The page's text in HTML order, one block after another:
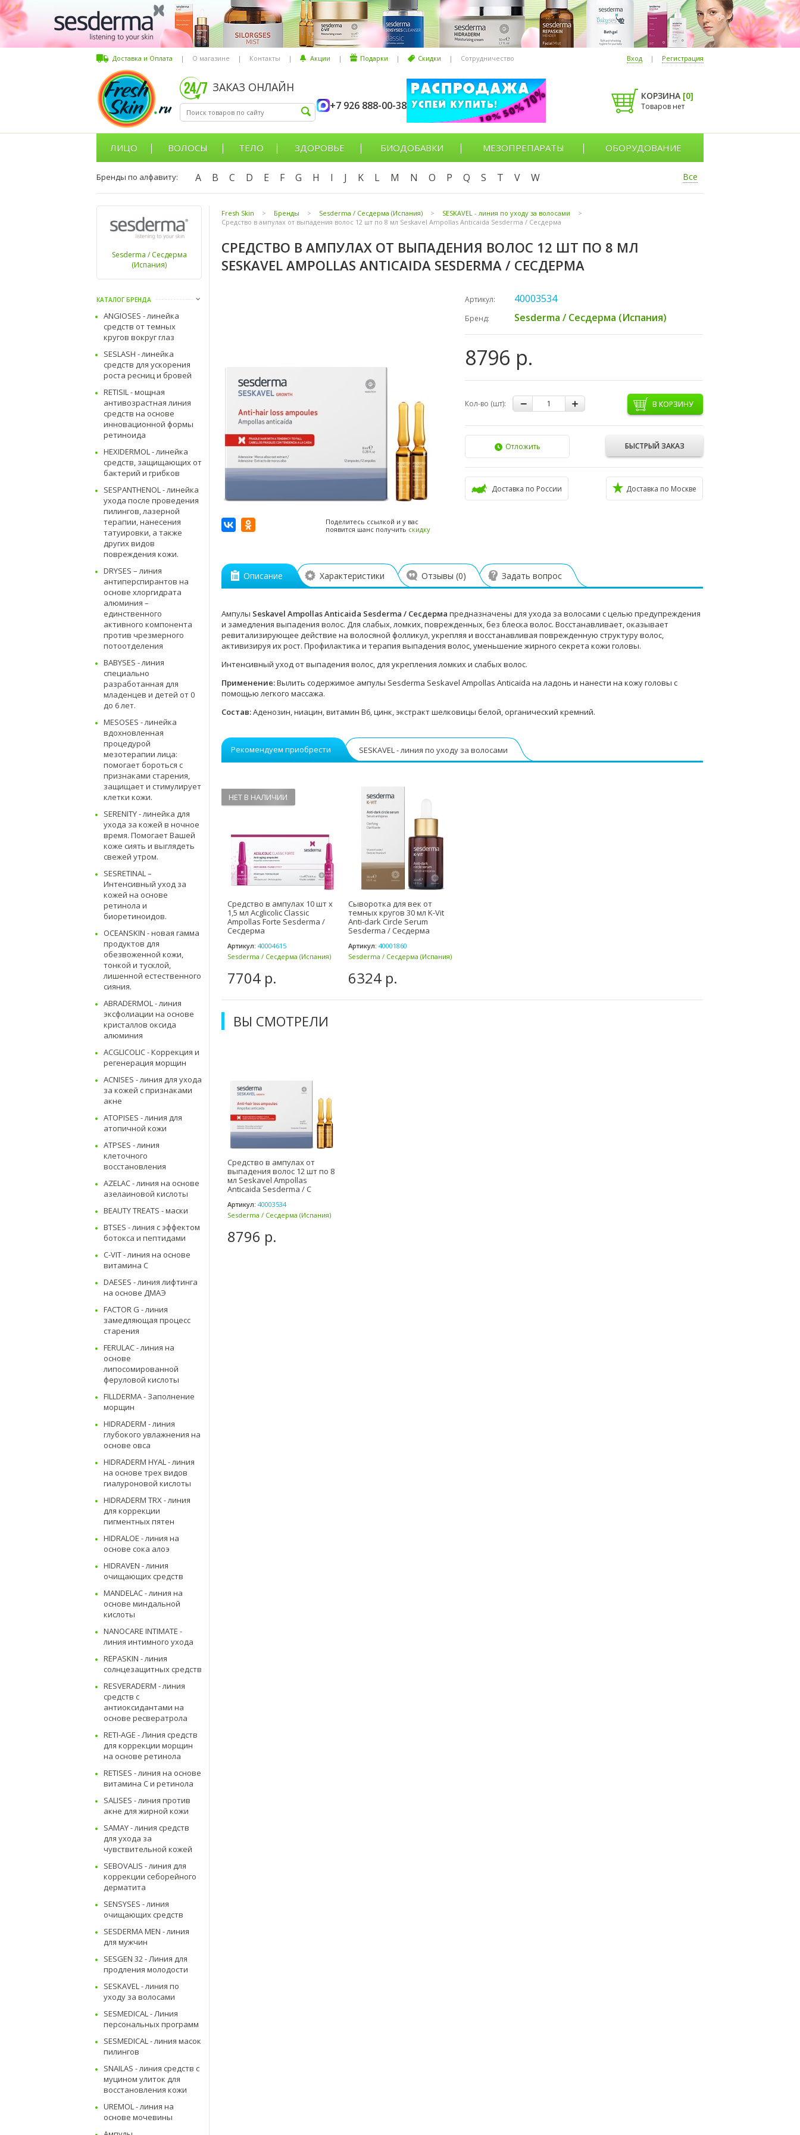
Доставка и Оплата | О магазине | Контакты | Акции | Подарки | Скидки | Сотрудничество Вход | Регистрация
ЗАКАЗ ОНЛАЙН
+7 926 888-00-38
КОРЗИНА [0]
Товаров нет
ЛИЦО ВОЛОСЫ ТЕЛО ЗДОРОВЬЕ БИОДОБАВКИ МЕЗОПРЕПАРАТЫ ОБОРУДОВАНИЕ
Бренды по алфавиту: A B C D E F G H I J K L M N O P Q S T V W Все
Sesderma / Сесдерма
(Испания)
КАТАЛОГ БРЕНДА
ANGIOSES - линейка
средств от темных
кругов вокруг глаз
SESLASH - линейка
средств для ускорения
роста ресниц и бровей
RETISIL - мощная
антивозрастная линия
средств на основе
инновационной формы
ретиноида
HEXIDERMOL - линейка
средств, защищающих от
бактерий и грибков
SESPANTHENOL - линейка
ухода после проведения
пилингов, лазерной
терапии, нанесения
татуировки, а также
других видов
повреждения кожи.
DRYSES – линия
антиперспирантов на
основе хлоргидрата
алюминия –
единственного
активного компонента
против чрезмерного
потоотделения
BABYSES - линия
специально
разработанная для
младенцев и детей от 0
до 6 лет.
MESOSES - линейка
вдохновленная
процедурой
мезотерапии лица:
помогает бороться с
признаками старения,
защищает и стимулирует
клетки кожи.
SERENITY - линейка для
ухода за кожей в ночное
время. Помогает Вашей
коже сиять и выглядеть
свежей утром.
SESRETINAL –
Интенсивный уход за
кожей на основе
ретинола и
биоретиноидов.
OCEANSKIN - новая гамма
продуктов для
обезвоженной кожи,
тонкой и тусклой,
лишенной естественного
сияния.
ABRADERMOL - линия
эксфолиации на основе
кристаллов оксида
алюминия
ACGLICOLIC - Коррекция и
регенерация морщин
ACNISES - линия для ухода
за кожей с признаками
акне
ATOPISES - линия для
атопичной кожи
ATPSES - линия
клеточного
восстановления
AZELAC - линия на основе
азелаиновой кислоты
BEAUTY TREATS - маски
BTSES - линия с эффектом
ботокса и пептидами
C-VIT - линия на основе
витамина C
DAESES - линия лифтинга
на основе ДМАЭ
FACTOR G - линия
замедляющая процесс
старения
FERULAC - линия на
основе
липосомированной
феруловой кислоты
FILLDERMA - Заполнение
морщин
HIDRADERM - линия
глубокого увлажнения на
основе овса
HIDRADERM HYAL - линия
на основе трех видов
гиалуроновой кислоты
HIDRADERM TRX - линия
для коррекции
пигментных пятен
HIDRALOE - линия на
основе сока алоэ
HIDRAVEN - линия
очищающих средств
MANDELAC - линия на
основе миндальной
кислоты
NANOCARE INTIMATE -
линия интимного ухода
REPASKIN - линия
солнцезащитных средств
RESVERADERM - линия
средств с
антиоксидантами на
основе ресвератрола
RETI-AGE - Линия средств
для коррекции морщин
на основе ретинола
RETISES - линия на основе
витамина С и ретинола
SALISES - линия против
акне для жирной кожи
SAMAY - линия средств
для ухода за
чувствительной кожей
SEBOVALIS - линия для
коррекции себорейного
дерматита
SENSYSES - линия
очищающих средств
SESDERMA MEN - линия
для мужчин
SESGEN 32 - Линия для
продления молодости
SESKAVEL - линия по
уходу за волосами
SESMEDICAL - Линия
персональных программ
SESMEDICAL - линия масок
пилингов
SNAILAS - линия средств с
муцином улиток для
восстановления кожи
UREMOL - линия на
основе мочевины
Fresh Skin > Бренды > Sesderma / Сесдерма (Испания) > SESKAVEL - линия по уходу за волосами
>
Средство в ампулах от выпадения волос 12 шт по 8 мл Seskavel Ampollas Anticaida Sesderma / Сесдерма
СРЕДСТВО В АМПУЛАХ ОТ ВЫПАДЕНИЯ ВОЛОС 12 ШТ ПО 8 МЛ
SESKAVEL AMPOLLAS ANTICAIDA SESDERMA / СЕСДЕРМА
Поделитесь ссылкой и у вас
появится шанс получить скидку
Артикул: 40003534
Бренд: Sesderma / Сесдерма (Испания)
8796 р.
Кол-во (шт): В КОРЗИНУ
БЫСТРЫЙ ЗАКАЗ
Отложить
Доставка по России Доставка по Москве
Описание Характеристики Отзывы (0) Задать вопрос
Ампулы Seskavel Ampollas Anticaida Sesderma / Сесдерма предназначены для ухода за волосами с целью предупреждения
и замедления выпадения волос. Для слабых, ломких, поврежденных, без блеска волос. Восстанавливает, оказывает
ревитализирующее действие на волосяной фолликул, укрепляя и восстанавливая поврежденную структуру волос,
активизируя их рост. Профилактика и терапия выпадения волос, уменьшение жирного секрета кожи головы.
Интенсивный уход от выпадения волос, для укрепления ломких и слабых волос.
Применение:Вылить содержимое ампулы Sesderma Seskavel Ampollas Anticaida на ладонь и нанести на кожу головы с
помощью легкого массажа.
Состав:Аденозин, ниацин, витамин В6, цинк, экстракт шелковицы белой, органический кремний.
Рекомендуем приобрести SESKAVEL - линия по уходу за волосами
НЕТ В НАЛИЧИИ
Средство в ампулах 10 шт х
1,5 мл Acglicolic Classic
Ampollas Forte Sesderma /
Сесдерма
Артикул: 40004615
Sesderma / Сесдерма (Испания)
7704 р.
Сыворотка для век от
темных кругов 30 мл K-Vit
Anti-dark Circle Serum
Sesderma / Сесдерма
Артикул: 40001860
Sesderma / Сесдерма (Испания)
6324 р.
ВЫ СМОТРЕЛИ
Средство в ампулах от
выпадения волос 12 шт по 8
мл Seskavel Ampollas
Anticaida Sesderma / С
Артикул: 40003534
Sesderma / Сесдерма (Испания)
8796 р.